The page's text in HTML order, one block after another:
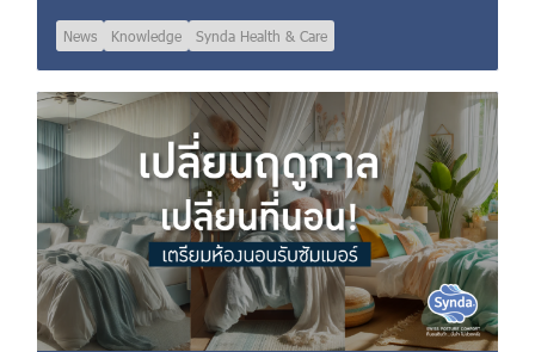
News Knowledge Synda Health & Care